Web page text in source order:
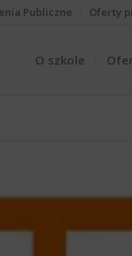
Publiczne Oferty
O szkole